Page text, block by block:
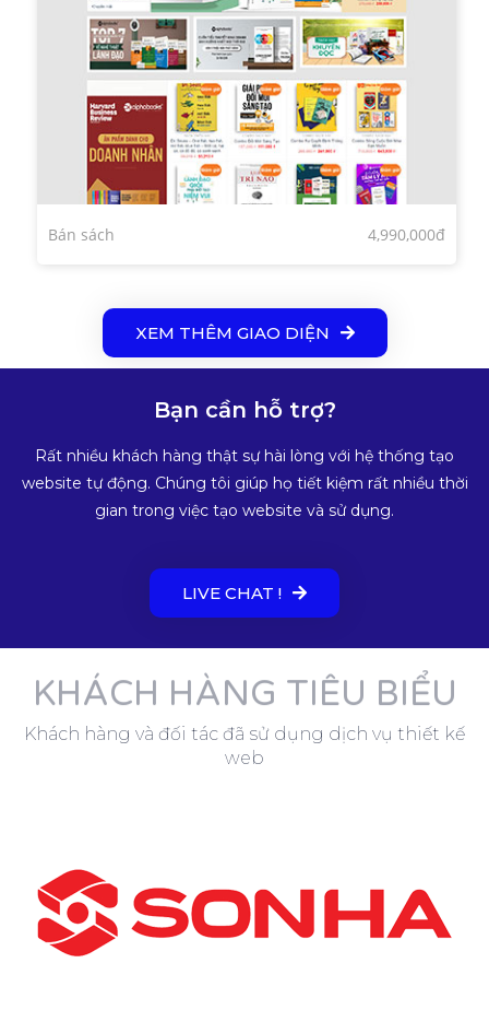
Bán sách 4,990,000đ
XEM THÊM GIAO DIỆN
Bạn cần hỗ trợ?
Rất nhiều khách hàng thật sự hài lòng với hệ thống tạo
website tự động. Chúng tôi giúp họ tiết kiệm rất nhiều thời
gian trong việc tạo website và sử dụng.
LIVE CHAT !
KHÁCH HÀNG TIÊU BIỂU
Khách hàng và đối tác đã sử dụng dịch vụ thiết kế
web